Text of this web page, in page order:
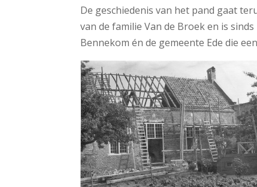
De geschiedenis van het pand gaat
van de familie Van de Broek en is
Bennekom én de gemeente Ede die